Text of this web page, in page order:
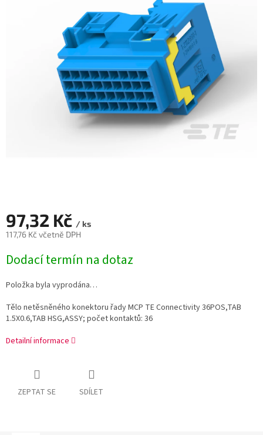
97,32 Kč / ks
117,76 Kč včetně DPH
cena:
Dodací termín na dotaz
Položka byla vyprodána…
Tělo netěsněného konektoru řady MCP TE Connectivity 36POS,TAB
1.5X0.6,TAB HSG,ASSY; počet kontaktů: 36
Detailní informace
ZEPTAT SE SDÍLET